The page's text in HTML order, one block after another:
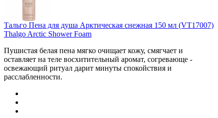
Тальго Пена для душа Арктическая снежная 150 мл (VT17007)
Thalgo Arctic Shower Foam
Пушистая белая пена мягко очищает кожу, смягчает и
оставляет на теле восхитительный аромат, согревающе -
освежающий ритуал дарит минуты спокойствия и
расслабленности.